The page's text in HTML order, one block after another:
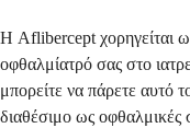
Η Aflibercept χορηγείται
οφθαλμίατρό σας στο
μπορείτε να πάρετε αυτό
διαθέσιμο ως οφθαλμικές